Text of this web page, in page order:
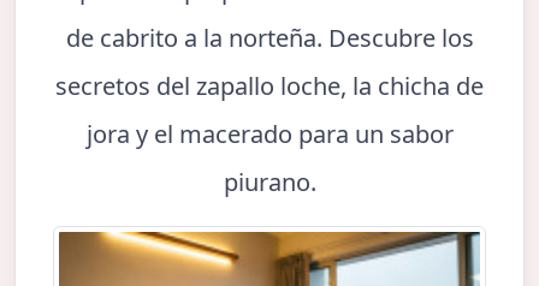
de cabrito a la norteña. Descubre los
secretos del zapallo loche, la chicha de
jora y el macerado para un sabor
piurano.